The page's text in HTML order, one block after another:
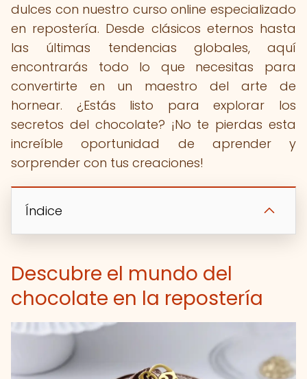
dulces con nuestro curso online especializado
en repostería. Desde clásicos eternos hasta
las últimas tendencias globales, aquí
encontrarás todo lo que necesitas para
convertirte en un maestro del arte de
hornear. ¿Estás listo para explorar los
secretos del chocolate? ¡No te pierdas esta
increíble oportunidad de aprender y
sorprender con tus creaciones!
Índice
Descubre el mundo del
chocolate en la repostería